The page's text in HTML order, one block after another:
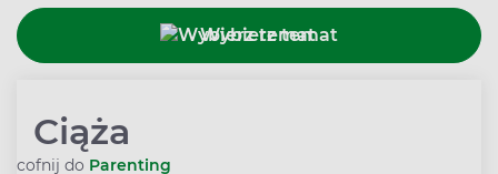
Wybierz temat
Ciąża
cofnij do Parenting